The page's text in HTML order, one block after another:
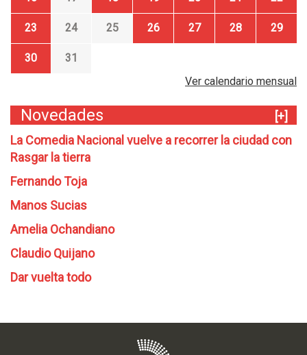
23 24 25 26 27 28 29
30
31
Ver calendario mensual
Novedades
[+]
La Comedia Nacional vuelve a recorrer la ciudad con
Rasgar la tierra
Fernando Toja
Manos Sucias
Amelia Ochandiano
Claudio Quijano
Dar vuelta todo